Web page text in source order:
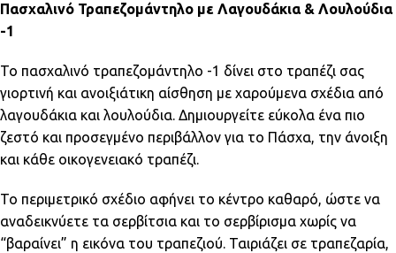
Πασχαλινό Τραπεζομάντηλο με Λαγουδάκια & Λουλούδια
-1
Το πασχαλινό τραπεζομάντηλο -1 δίνει στο τραπέζι σας
γιορτινή και ανοιξιάτικη αίσθηση με χαρούμενα σχέδια από
λαγουδάκια και λουλούδια. Δημιουργείτε εύκολα ένα πιο
ζεστό και προσεγμένο περιβάλλον για το Πάσχα, την άνοιξη
και κάθε οικογενειακό τραπέζι.
Το περιμετρικό σχέδιο αφήνει το κέντρο καθαρό, ώστε να
αναδεικνύετε τα σερβίτσια και το σερβίρισμα χωρίς να
“βαραίνει” η εικόνα του τραπεζιού. Ταιριάζει σε τραπεζαρία,